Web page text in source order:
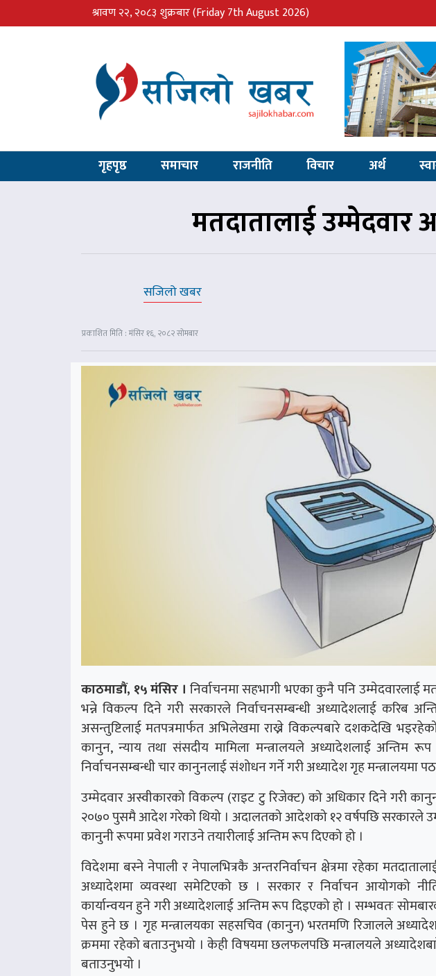
श्रावण २२, २०८३ शुक्रबार(Friday 7th August 2026)
गृहपृष्ठ समाचार राजनीति विचार अर्थ
मतदातालाई उम्मेदवार
सजिलो खबर
प्रकाशित मिति : मंसिर १६, २०८२ सोमबार
काठमाडौं, १५ मंसिर । निर्वाचनमा सहभागी भएका कुनै पनि उम्मेदवारलाई
भन्ने विकल्प दिने गरी सरकारले निर्वाचनसम्बन्धी अध्यादेशलाई करिब
असन्तुष्टिलाई मतपत्रमार्फत अभिलेखमा राख्ने विकल्पबारे दशकदेखि
कानुन, न्याय तथा संसदीय मामिला मन्त्रालयले अध्यादेशलाई अन्तिम
निर्वाचनसम्बन्धी चार कानुनलाई संशोधन गर्ने गरी अध्यादेश गृह मन्त्रालयमा
उम्मेदवार अस्वीकारको विकल्प (राइट टु रिजेक्ट) को अधिकार दिने गरी
२०७० पुसमै आदेश गरेको थियो । अदालतको आदेशको १२ वर्षपछि सरकारले
कानुनी रूपमा प्रवेश गराउने तयारीलाई अन्तिम रूप दिएको हो ।
विदेशमा बस्ने नेपाली र नेपालभित्रकै अन्तरनिर्वाचन क्षेत्रमा रहेका
अध्यादेशमा व्यवस्था समेटिएको छ । सरकार र निर्वाचन आयोगको
कार्यान्वयन हुने गरी अध्यादेशलाई अन्तिम रूप दिइएको हो । सम्भवतः
पेस हुने छ । गृह मन्त्रालयका सहसचिव (कानुन) भरतमणि रिजालले
क्रममा रहेको बताउनुभयो । केही विषयमा छलफलपछि मन्त्रालयले
बताउनुभयो ।